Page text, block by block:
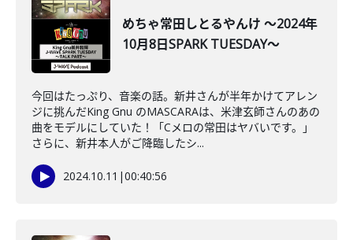
めちゃ常田しとるやんけ ～2024年
10月8日SPARK TUESDAY～
今回はたっぷり、音楽の話。新井さんが半年かけてアレン
ジに挑んだKing Gnu のMASCARAは、米津玄師さんのあの
曲をモデルにしていた！「Cメロの常田はヤバいです。」
さらに、新井本人がご降臨したシ...
2024.10.11 |00:40:56